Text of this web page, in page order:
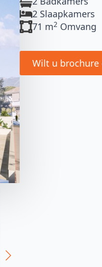
2 Slaapkamers
71 m2 Omvang
Wilt u brochure